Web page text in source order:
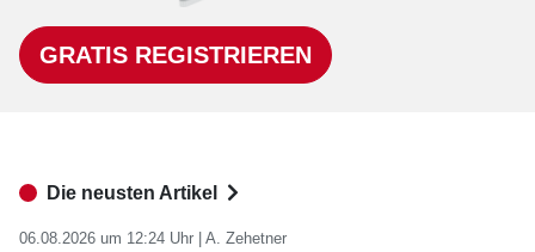
GRATIS REGISTRIEREN
Die neusten Artikel
06.08.2026 um 12:24 Uhr | A. Zehetner